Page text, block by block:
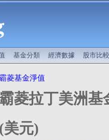
基金分類 經濟數據 股市比較
霸菱基金淨值
霸菱拉丁美洲基
(美元)